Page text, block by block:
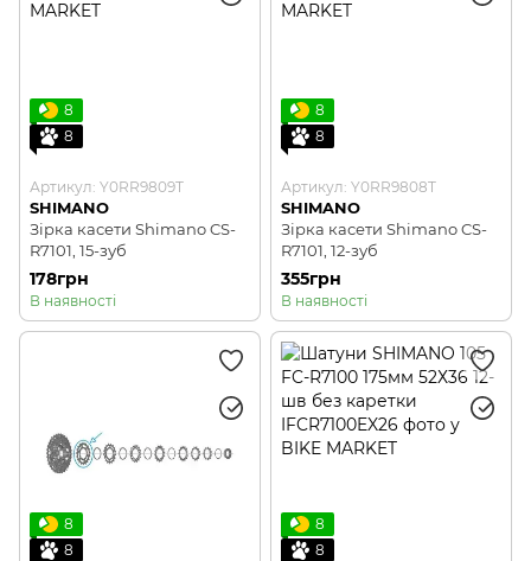
8
8
Артикул: Y0RR9809T
SHIMANO
Зірка касети Shimano CS-
R7101, 15-зуб
178грн
В наявності
8
8
Артикул: Y0RR9808T
SHIMANO
Зірка касети Shimano CS-
R7101, 12-зуб
355грн
В наявності
8
8
8
8